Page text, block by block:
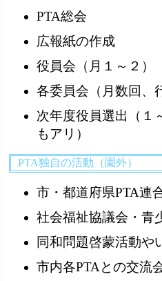
PTA総会
広報紙の作成
役員会（月１～２）
各委員会（月数回
次年度役員選出（１
もアリ）
PTA独自の活動（園外）
市・都道府県PTA連
社会福祉協議会・青
同和問題啓蒙活動や
市内各PTAとの交流